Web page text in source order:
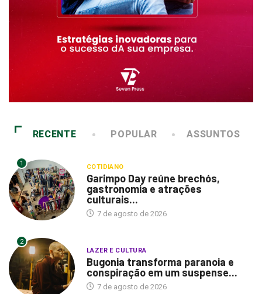
RECENTE POPULAR ASSUNTOS
1 COTIDIANO
Garimpo Day reúne brechós,
gastronomia e atrações
culturais...
7 de agosto de 2026
2
LAZER E CULTURA
Bugonia transforma paranoia e
conspiração em um suspense...
7 de agosto de 2026